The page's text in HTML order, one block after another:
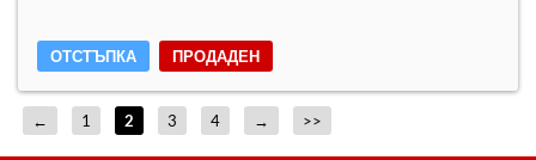
ОТСТЪПКА ПРОДАДЕН
← 1 2 3 4 → >>